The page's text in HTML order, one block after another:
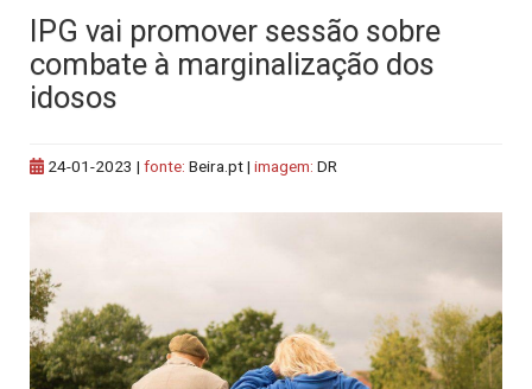
IPG vai promover sessão sobre
combate à marginalização dos
idosos
24-01-2023 | fonte: Beira.pt | imagem: DR